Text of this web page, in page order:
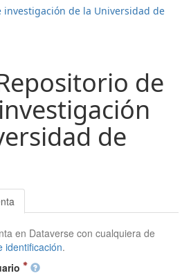
investigación de la Universidad de
de
de
en Dataverse con cualquiera de
identificación.